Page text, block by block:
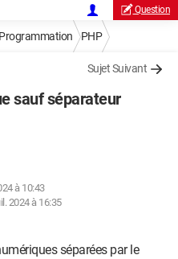
Question
Programmation PHP
Sujet Suivant
sauf séparateur
à 10:43
2024 à 16:35
séparées par le